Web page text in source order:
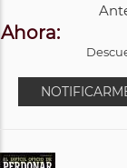
Ahora: